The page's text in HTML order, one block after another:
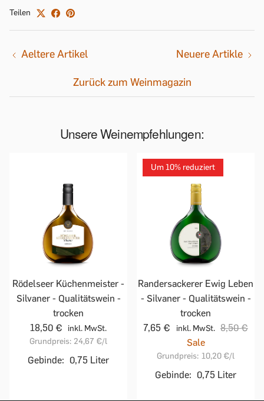
Teilen
Aeltere Artikel
Zurück zum Weinmagazin
Neuere Artikle
Unsere Weinempfehlungen:
Rödelseer Küchenmeister -
Silvaner - Qualitätswein -
trocken
18,50 €
inkl. MwSt.
Grundpreis: 24,67 €/l
Gebinde: 0,75 Liter
Um 10% reduziert
Randersackerer Ewig Leben
- Silvaner - Qualitätswein -
trocken
7,65 €
inkl. MwSt. 8,50 €
Sale
Grundpreis: 10,20 €/l
Gebinde: 0,75 Liter